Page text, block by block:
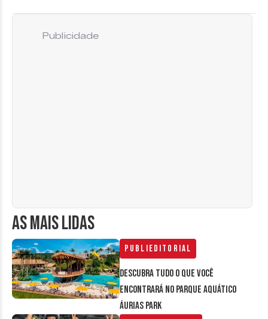
AS MAIS LIDAS
Publieditorial
Descubra tudo o que você
encontrará no parque aquático
Áurias Park
Publicidade